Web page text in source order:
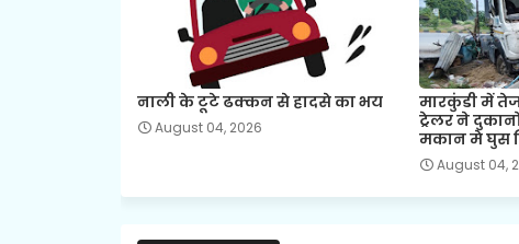
नाली के टूटे ढक्कन से हादसे का भय
August 04, 2026
मारकुंडी में तेज
ट्रेलर ने
मकान मे घुस
August 04,